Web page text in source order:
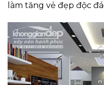
làm tăng vẻ đẹp độc